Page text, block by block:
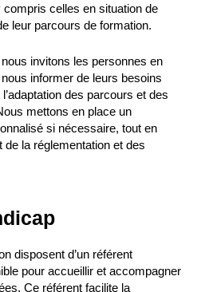
celles en situation de
leur parcours de formation.
invitons les personnes en
informer de leurs besoins
des parcours et des
mettons en place un
si nécessaire, tout en
la réglementation et des
disposent d’un référent
pour accueillir et accompagner
Ce référent facilite la